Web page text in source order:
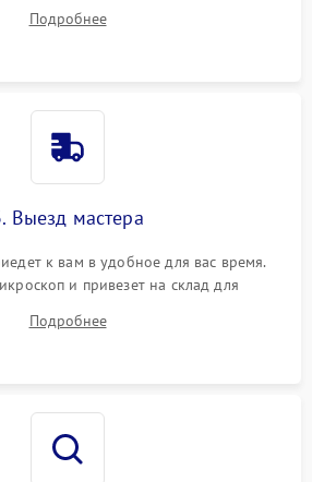
Подробнее
Выезд мастера
к вам в удобное для вас время.
и привезет на склад для
Подробнее